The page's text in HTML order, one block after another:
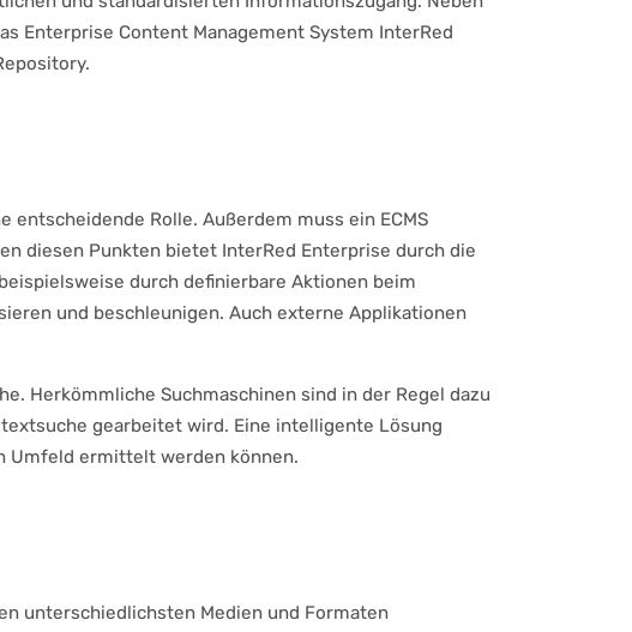
Enterprise Content Management System InterRed
Rolle. Außerdem muss ein ECMS
diesen Punkten bietet InterRed Enterprise durch die
durch definierbare Aktionen beim
und beschleunigen. Auch externe Applikationen
Herkömmliche Suchmaschinen sind in der Regel dazu
gearbeitet wird. Eine intelligente Lösung
Umfeld ermittelt werden können.
unterschiedlichsten Medien und Formaten